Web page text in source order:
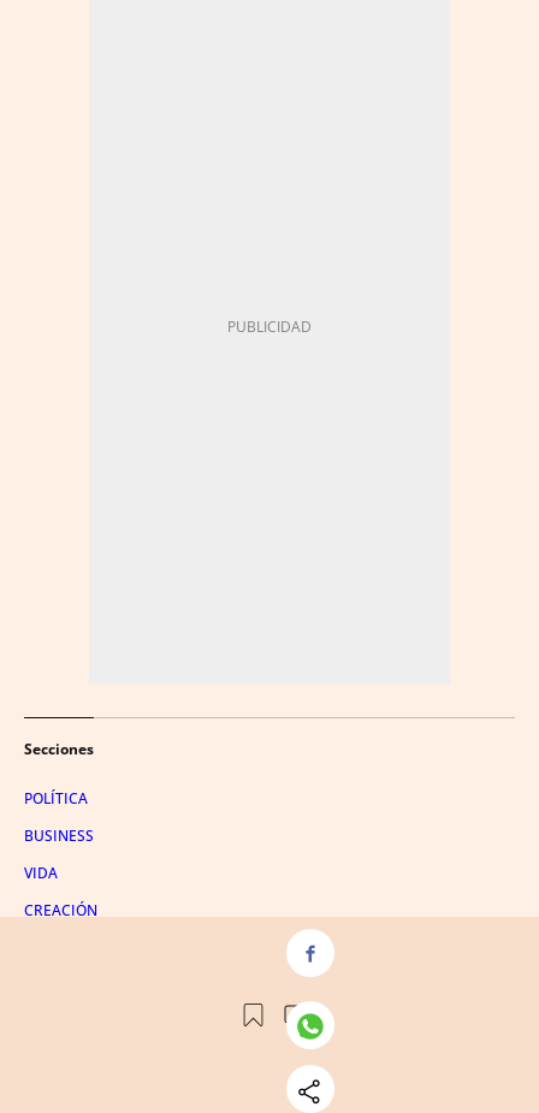
Secciones
POLÍTICA
BUSINESS
VIDA
CREACIÓN